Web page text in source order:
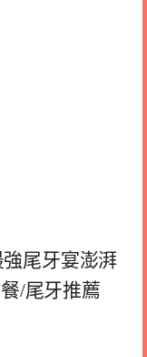
尾牙宴澎湃
/尾牙推薦